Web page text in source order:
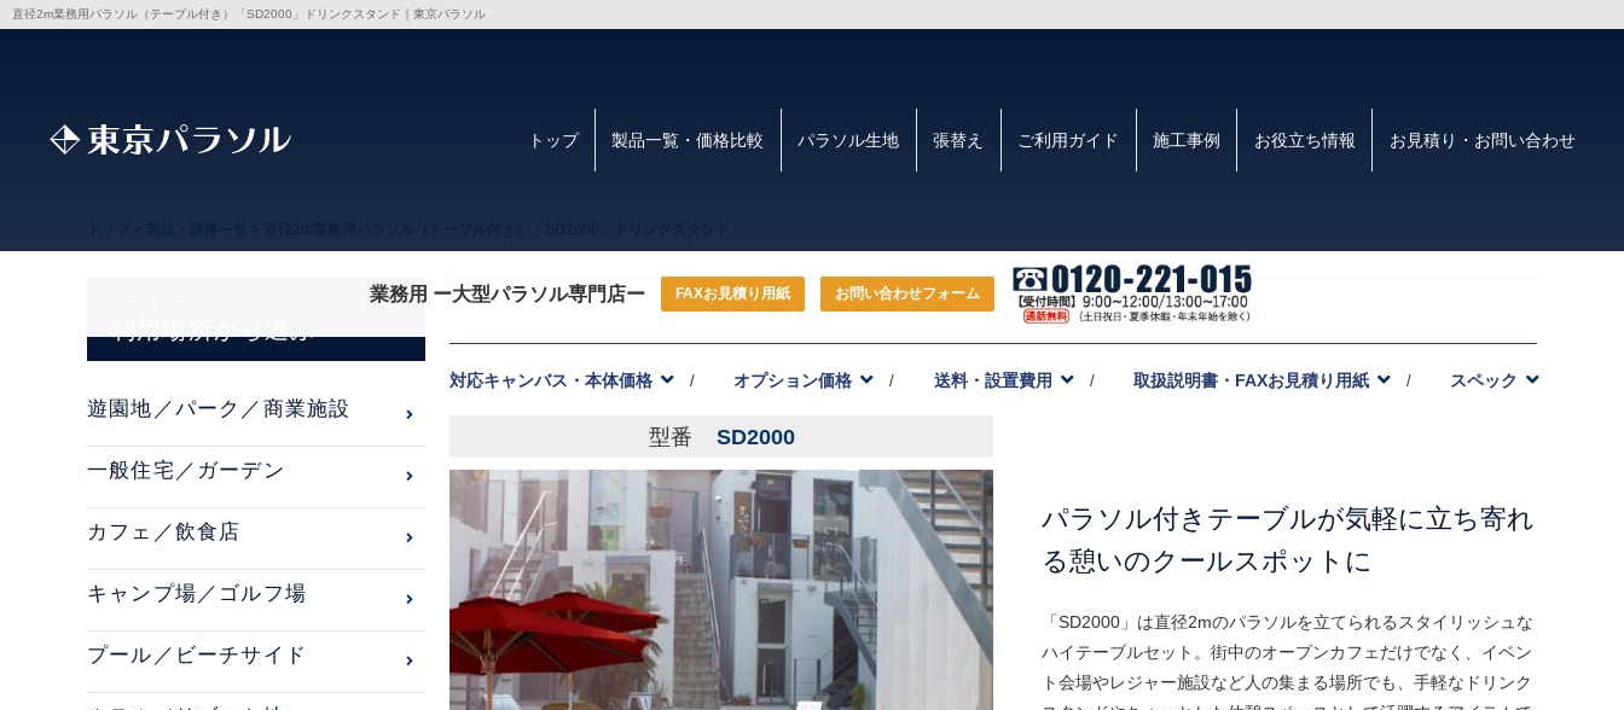
直径2m業務用パラソル（テーブル付き）「SD2000」ドリンクスタンド｜東京パラソル
トップ 製品一覧・価格比較 パラソル生地 張替え ご利用ガイド 施工事例 お役立ち情報 お見積り・お問い合わせ
業務用 ー大型パラソル専門店ー FAXお見積り用紙 お問い合わせフォーム
直径2m業務用パラソル（テーブル付き）「SD2000」ドリンクスタンド
対応キャンバス・本体価格 オプション価格 送料・設置費用 取扱説明書・FAXお見積り用紙 スペック
型番 SD2000
パラソル付きテーブルが気軽に立ち寄れ
る憩いのクールスポットに
「SD2000」は直径2mのパラソルを立てられるスタイリッシュな
ハイテーブルセット。街中のオープンカフェだけでなく、イベン
ト会場やレジャー施設など人の集まる場所でも、手軽なドリンク
遊園地／パーク／商業施設
一般住宅／ガーデン
カフェ／飲食店
キャンプ場／ゴルフ場
プール／ビーチサイド